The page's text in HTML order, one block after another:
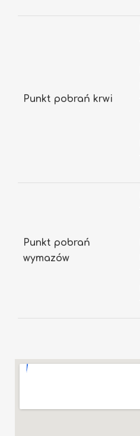
Punkt pobrań krwi
Punkt pobrań
wymazów